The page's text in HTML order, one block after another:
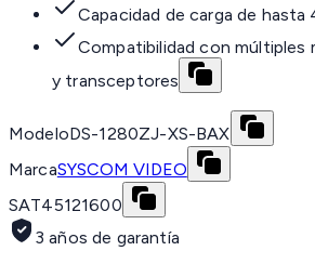
Capacidad de carga de hasta
Compatibilidad con múltiples
y transceptores
ModeloDS-1280ZJ-XS-BAX
MarcaSYSCOM VIDEO
SAT45121600
3 años de garantía